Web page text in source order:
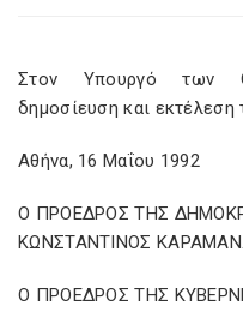
Στον Υπουργό των
δημοσίευση και εκτέλεση
Αθήνα, 16 Μαΐου 1992
Ο ΠΡΟΕΔΡΟΣ ΤΗΣ
ΚΩΝΣΤΑΝΤΙΝΟΣ
Ο ΠΡΟΕΔΡΟΣ ΤΗΣ